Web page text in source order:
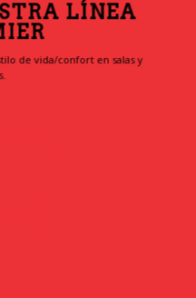
LÍNEA
de vida/confort en salas y